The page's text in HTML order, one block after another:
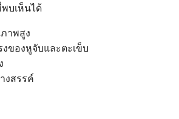
บเห็นได้
าพสูง
ของหูจับและตะเข็บ
งสรรค์